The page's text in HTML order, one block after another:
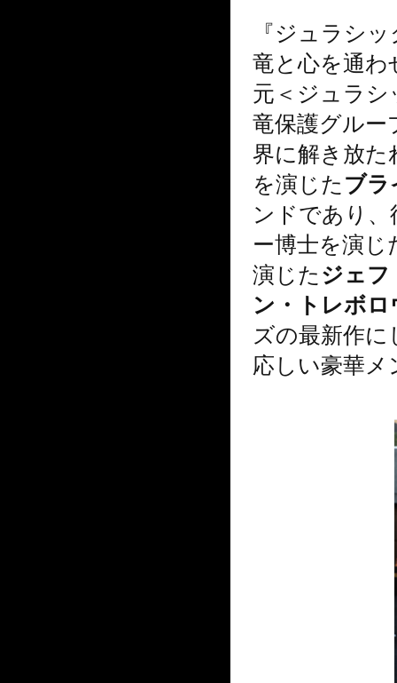
『ジュラシ
竜と心を通
元＜ジュラ
竜保護グルー
界に解き放
を演じたブ
ンドであり
ー博士を演じ
演じたジェ
ン・トレボ
ズの最新作
応しい豪華